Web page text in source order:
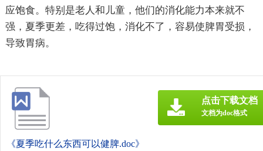
应饱食。特别是老人和儿童，他们的消化能力本来就不
强，夏季更差，吃得过饱，消化不了，容易使脾胃受损，
导致胃病。
《夏季吃什么东西可以健脾.doc》
点击下载文档
文档为doc格式